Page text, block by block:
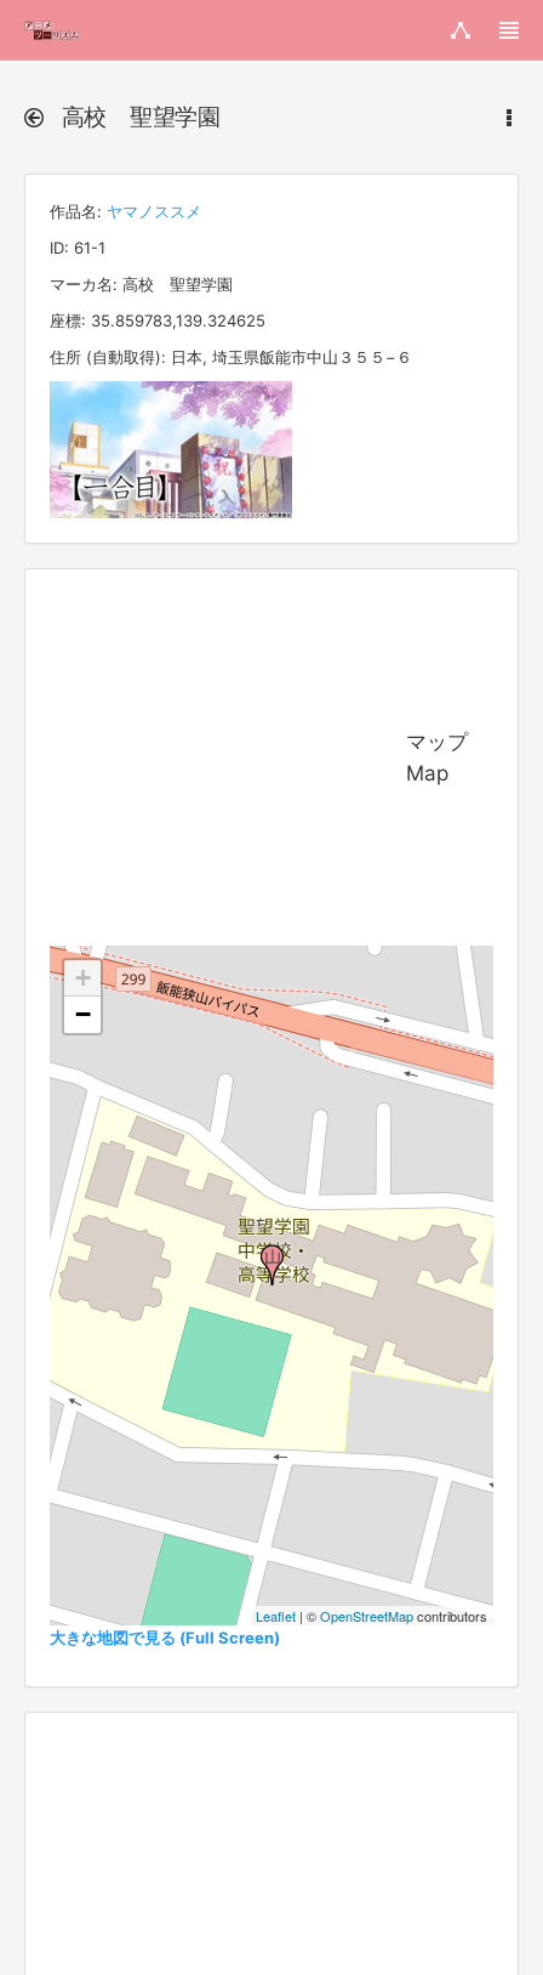
高校 聖望学園
作品名: ヤマノススメ
ID: 61-1
マーカ名: 高校 聖望学園
座標: 35.859783,139.324625
住所 (自動取得): 日本, 埼玉県飯能市中山３５５−６
マップ
Map
+
−
Leaflet | ©OpenStreetMapcontributors
大きな地図で見る (Full Screen)